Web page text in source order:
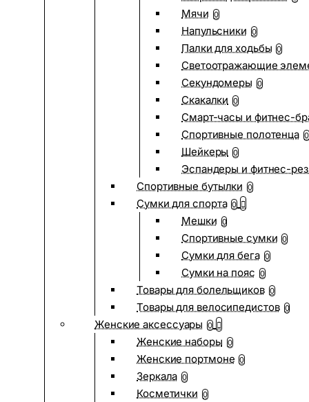
Мячи 0
Напульсники 0
Палки для ходьбы 0
Светоотражающие
Секундомеры 0
Скакалки 0
Смарт-часы и фитнес-
Спортивные полотенца 0
Шейкеры 0
Эспандеры и фитнес-
Спортивные бутылки 0
Сумки для спорта 0
Мешки 0
Спортивные сумки 0
Сумки для бега 0
Сумки на пояс 0
Товары для болельщиков 0
Товары для велосипедистов 0
Женские аксессуары 0
Женские наборы 0
Женские портмоне 0
Зеркала 0
Косметички 0